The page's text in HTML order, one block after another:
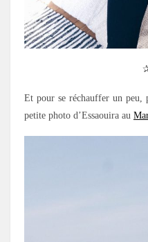
Et pour se réchauffer un peu,
petite photo d’Essaouira au